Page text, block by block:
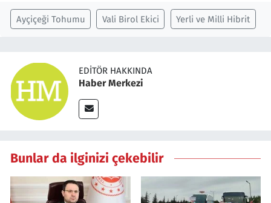
Ayçiçeği Tohumu Vali Birol Ekici Yerli ve Milli Hibrit
EDITÖR HAKKINDA
Haber Merkezi
Bunlar da ilginizi çekebilir